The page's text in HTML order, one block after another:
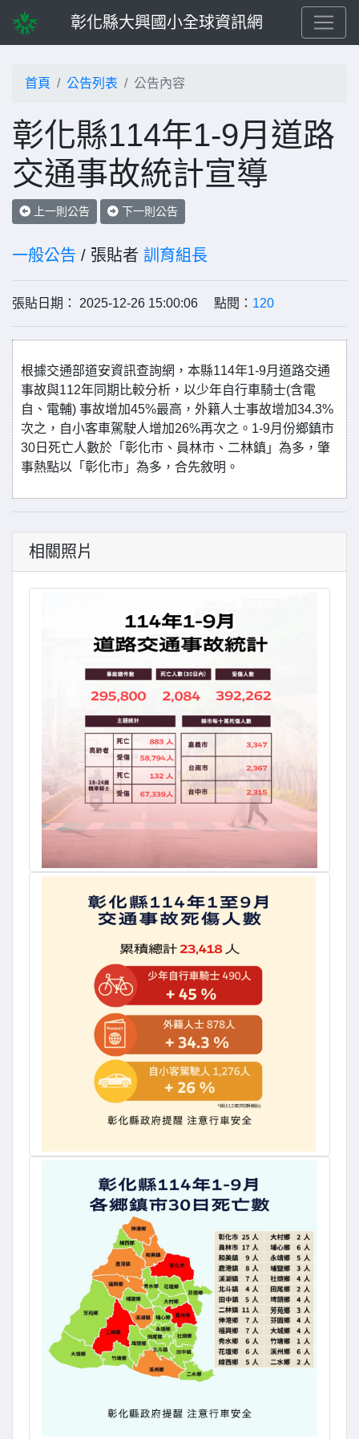
彰化縣大興國小全球資訊網
首頁 公告列表 公告內容
彰化縣114年1-9月道路
交通事故統計宣導
上一則公告 下一則公告
一般公告 / 張貼者 訓育組長
張貼日期： 2025-12-26 15:00:06 點閱： 120
根據交通部道安資訊查詢網，本縣114年1-9月道路交通
事故與112年同期比較分析，以少年自行車騎士(含電
自、電輔) 事故增加45%最高，外籍人士事故增加34.3%
次之，自小客車駕駛人增加26%再次之。1-9月份鄉鎮市
30日死亡人數於「彰化市、員林市、二林鎮」為多，肇
事熱點以「彰化市」為多，合先敘明。
相關照片